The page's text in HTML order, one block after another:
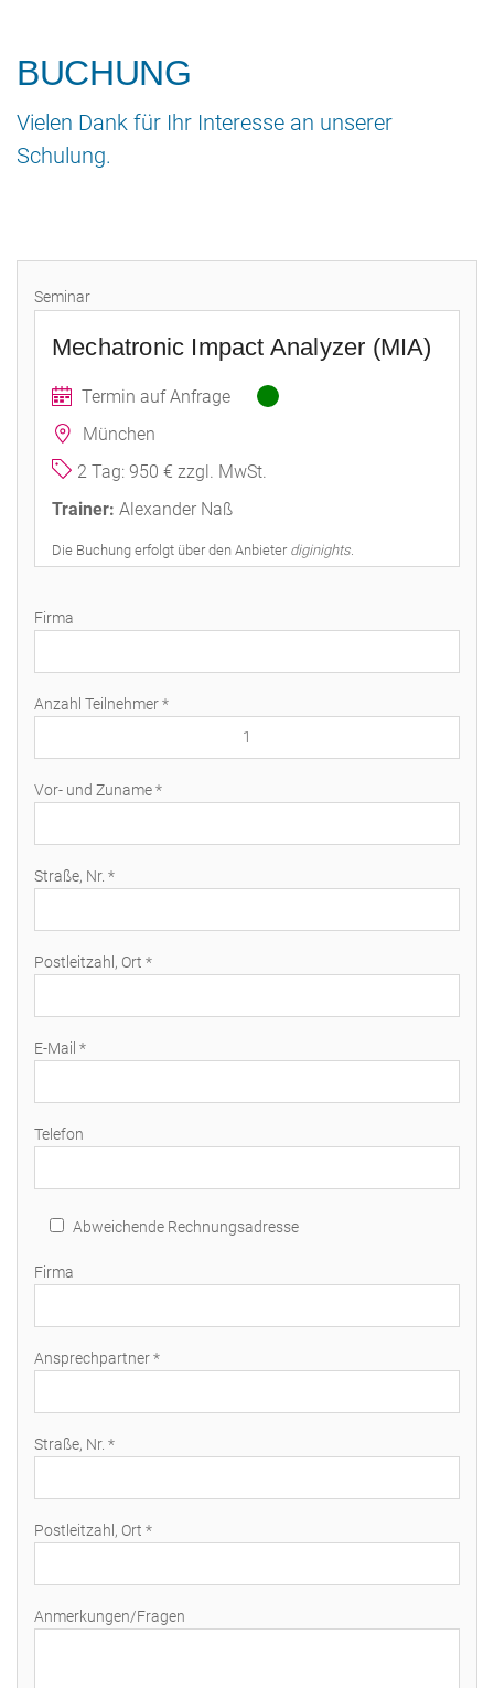
BUCHUNG
Vielen Dank für Ihr Interesse an unserer
Schulung.
Seminar
Mechatronic Impact Analyzer (MIA)
Termin auf Anfrage
München
2 Tag: 950 € zzgl. MwSt.
Trainer: Alexander Naß
Die Buchung erfolgt über den Anbieter diginights.
Firma
Anzahl Teilnehmer *
Vor- und Zuname *
Straße, Nr. *
Postleitzahl, Ort *
E-Mail *
Telefon
Abweichende Rechnungsadresse
Firma
Ansprechpartner *
Straße, Nr. *
Postleitzahl, Ort *
Anmerkungen/Fragen